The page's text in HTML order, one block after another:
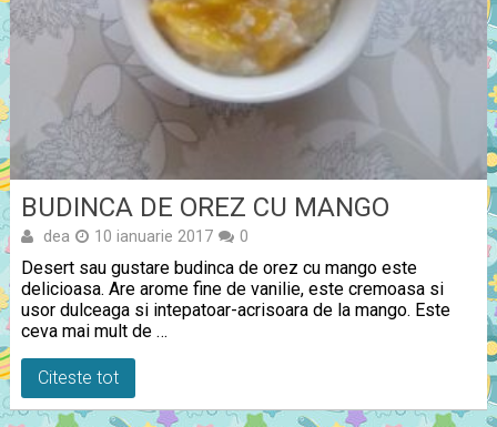
BUDINCA DE OREZ CU MANGO
dea 10 ianuarie 2017 0
Desert sau gustare budinca de orez cu mango este
delicioasa. Are arome fine de vanilie, este cremoasa si
usor dulceaga si intepatoar-acrisoara de la mango. Este
ceva mai mult de …
Citeste tot